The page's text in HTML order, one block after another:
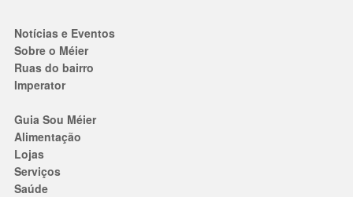
Notícias e Eventos
Sobre o Méier
Ruas do bairro
Imperator
Guia Sou Méier
Alimentação
Lojas
Serviços
Saúde